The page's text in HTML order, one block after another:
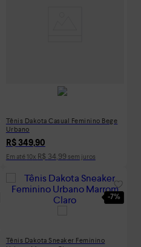
Tênis Dakota Casual Feminino Bege
Urbano
R$ 349,90
Em até 10x R$ 34,99 sem juros
-7%
Tênis Dakota Sneaker Feminino